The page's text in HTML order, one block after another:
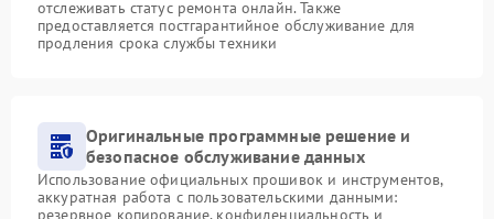
отслеживать статус ремонта онлайн. Также
предоставляется постгарантийное обслуживание для
продления срока службы техники
Оригинальные программные решение и
безопасное обслуживание данных
Использование официальных прошивок и инструментов,
аккуратная работа с пользовательскими данными:
резервное копирование, конфиденциальность и